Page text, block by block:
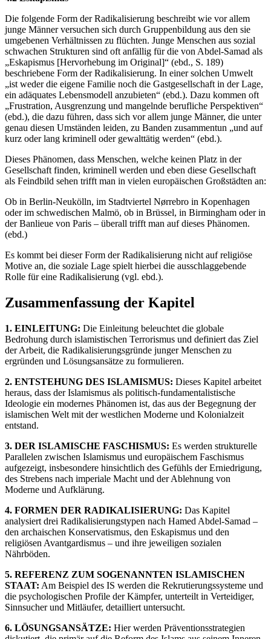
Die folgende Form der Radikalisierung beschreibt wie vor allem
junge Männer versuchen sich durch Gruppenbildung aus den sie
umgebenen Verhältnissen zu flüchten. Junge Menschen aus sozial
schwachen Strukturen sind oft anfällig für die von Abdel-Samad als
„Eskapismus [Hervorhebung im Original]“ (ebd., S. 189)
beschriebene Form der Radikalisierung. In einer solchen Umwelt
„ist weder die eigene Familie noch die Gastgesellschaft in der Lage,
ein adäquates Lebensmodell anzubieten“ (ebd.). Dazu kommen oft
„Frustration, Ausgrenzung und mangelnde berufliche Perspektiven“
(ebd.), die dazu führen, dass sich vor allem junge Männer, die unter
genau diesen Umständen leiden, zu Banden zusammentun „und auf
kurz oder lang kriminell oder gewalttätig werden“ (ebd.).
Dieses Phänomen, dass Menschen, welche keinen Platz in der
Gesellschaft finden, kriminell werden und eben diese Gesellschaft
als Feindbild sehen trifft man in vielen europäischen Großstädten an:
Ob in Berlin-Neukölln, im Stadtviertel Nørrebro in Kopenhagen
oder im schwedischen Malmö, ob in Brüssel, in Birmingham oder in
der Banlieue von Paris – überall trifft man auf dieses Phänomen.
(ebd.)
Es kommt bei dieser Form der Radikalisierung nicht auf religiöse
Motive an, die soziale Lage spielt hierbei die ausschlaggebende
Rolle für eine Radikalisierung (vgl. ebd.).
Zusammenfassung der Kapitel
1. EINLEITUNG: Die Einleitung beleuchtet die globale
Bedrohung durch islamistischen Terrorismus und definiert das Ziel
der Arbeit, die Radikalisierungsgründe junger Menschen zu
ergründen und Lösungsansätze zu formulieren.
2. ENTSTEHUNG DES ISLAMISMUS: Dieses Kapitel arbeitet
heraus, dass der Islamismus als politisch-fundamentalistische
Ideologie ein modernes Phänomen ist, das aus der Begegnung der
islamischen Welt mit der westlichen Moderne und Kolonialzeit
entstand.
3. DER ISLAMISCHE FASCHISMUS: Es werden strukturelle
Parallelen zwischen Islamismus und europäischem Faschismus
aufgezeigt, insbesondere hinsichtlich des Gefühls der Erniedrigung,
des Strebens nach imperiale Macht und der Ablehnung von
Moderne und Aufklärung.
4. FORMEN DER RADIKALISIERUNG: Das Kapitel
analysiert drei Radikalisierungstypen nach Hamed Abdel-Samad –
den archaischen Konservatismus, den Eskapismus und den
religiösen Avantgardismus – und ihre jeweiligen sozialen
Nährböden.
5. REFERENZ ZUM SOGENANNTEN ISLAMISCHEN
STAAT: Am Beispiel des IS werden die Rekrutierungssysteme und
die psychologischen Profile der Kämpfer, unterteilt in Verteidiger,
Sinnsucher und Mitläufer, detailliert untersucht.
6. LÖSUNGSANSÄTZE: Hier werden Präventionsstrategien